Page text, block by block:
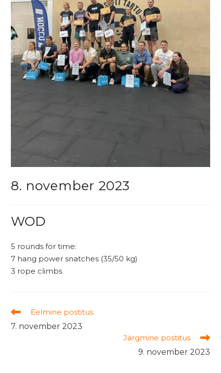
8. november 2023
WOD
5 rounds for time:
7 hang power snatches (35/50 kg)
3 rope climbs
Read
articles
Eelmine postitus
7. november 2023
Järgmine postitus
9. november 2023